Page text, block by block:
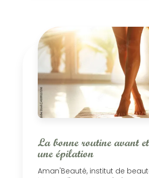
La bonne routine avant
une épilation
Aman'Beauté, institut de